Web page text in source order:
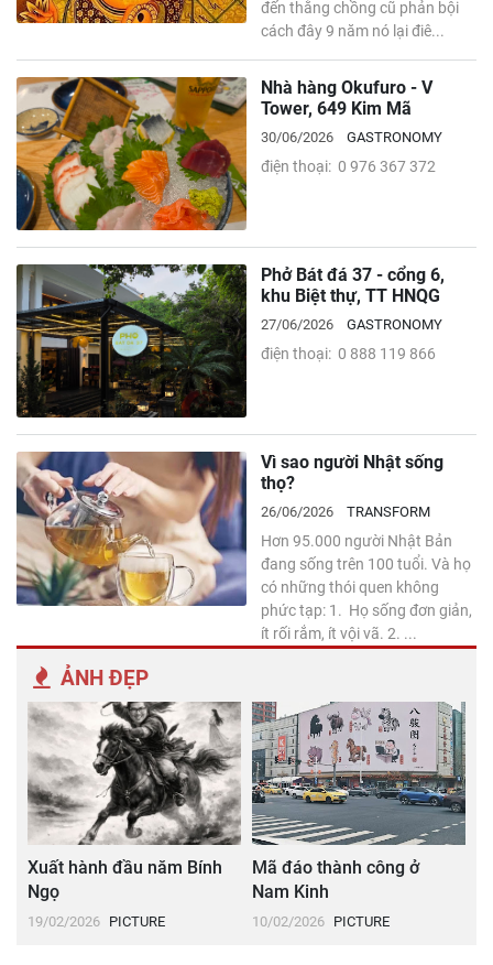
đến thằng chồng cũ phản bội
cách đây 9 năm nó lại điê...
Nhà hàng Okufuro - V
Tower, 649 Kim Mã
30/06/2026 GASTRONOMY
điện thoại: 0 976 367 372
Phở Bát đá 37 - cổng 6,
khu Biệt thự, TT HNQG
27/06/2026 GASTRONOMY
điện thoại: 0 888 119 866
Vì sao người Nhật sống
thọ?
26/06/2026 TRANSFORM
Hơn 95.000 người Nhật Bản
đang sống trên 100 tuổi. Và họ
có những thói quen không
phức tạp: 1. Họ sống đơn giản,
ít rối rắm, ít vội vã. 2. ...
ẢNH ĐẸP
Xuất hành đầu năm Bính
Ngọ
19/02/2026 PICTURE
Mã đáo thành công ở
Nam Kinh
10/02/2026 PICTURE